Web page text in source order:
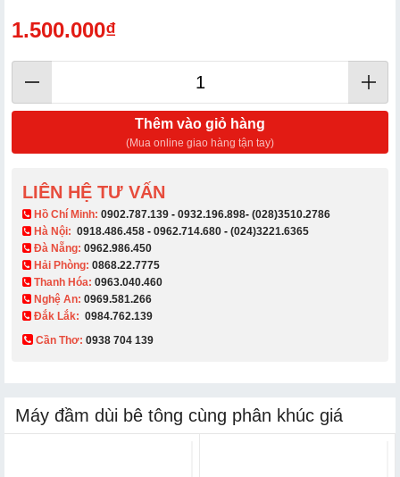
1.500.000₫
Thêm vào giỏ hàng
(Mua online giao hàng tận tay)
LIÊN HỆ TƯ VẤN
​ Hồ Chí Minh: 0902.787.139 - 0932.196.898- (028)3510.2786
Hà Nội: 0918.486.458 - 0962.714.680 - (024)3221.6365
Đà Nẵng: 0962.986.450
Hải Phòng: 0868.22.7775
Thanh Hóa: 0963.040.460
Nghệ An: 0969.581.266
Đắk Lắk: 0984.762.139
Cần Thơ: 0938 704 139​
Máy đầm dùi bê tông cùng phân khúc giá